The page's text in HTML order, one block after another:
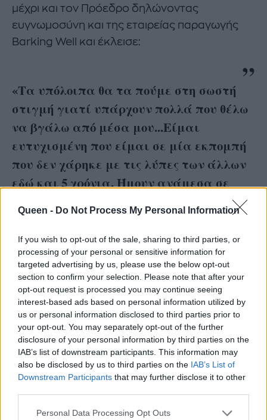
Queen - Do Not Process My Personal Information
If you wish to opt-out of the sale, sharing to third parties, or
processing of your personal or sensitive information for
targeted advertising by us, please use the below opt-out
section to confirm your selection. Please note that after your
opt-out request is processed you may continue seeing
interest-based ads based on personal information utilized by
us or personal information disclosed to third parties prior to
your opt-out. You may separately opt-out of the further
disclosure of your personal information by third parties on the
IAB’s list of downstream participants. This information may
also be disclosed by us to third parties on the IAB’s List of
Downstream Participants that may further disclose it to other
Personal Data Processing Opt Outs
μέχρι και τον Πρόεδρο δηλώνοντας
ευγνωμοσύνη και της εταιρείας παραγωγής
Barking Well και έκλεισε:
«Τα υπόλοιπα θα τα πούμε στη σωστή
στιγμή γιατί υπάρχουν πολλά που θέλω
να βγάλω από μέσα μου...Είμαι
ευτυχισμένη που είμαι σε μία εκπομπή
που δεν χάρηκε με τις λύπες των άλλων
εδώ και 5 χρόνια. Ήμουν ανάμεσα σε
αξιοπρεπείς ανθρώπους. Σας ευχαριστώ
όλους».